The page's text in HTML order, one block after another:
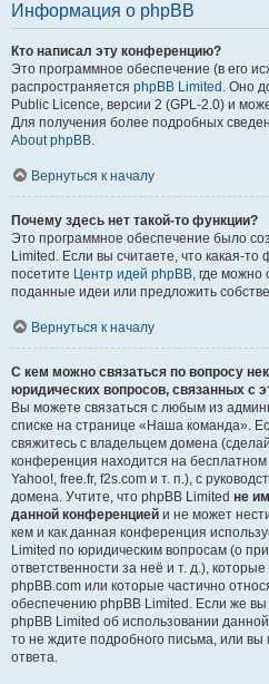
Информация о phpBB
Кто написал эту конференцию?
Это программное обеспечение (в его
распространяется phpBB Limited . Оно
Public Licence, версии 2 (GPL-2.0) и
Для получения более подробных
About phpBB.
Вернуться к началу
Почему здесь нет такой-то функции?
Это программное обеспечение было
Limited. Если вы считаете, что какая-
посетите Центр идей phpBB, где можно
поданные идеи или предложить
Вернуться к началу
С кем можно связаться по вопросу
юридических вопросов, связанных с
Вы можете связаться с любым из
списке на странице «Наша команда».
свяжитесь с владельцем домена
конференция находится на
Yahoo!, free.fr, f2s.com и т. п.), с
домена. Учтите, что phpBB Limited не
данной конференцией и не может
кем и как данная конференция
Limited по юридическим вопросам (о
ответственности за неё и т. д.), которые
phpBB.com или которые частично
обеспечению phpBB Limited. Если же
phpBB Limited об использовании
то не ждите подробного письма, или
ответа.